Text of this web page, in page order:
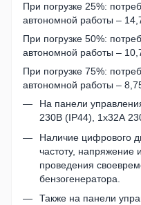
При погрузке 25%:
автономной работы –
При погрузке 50%:
автономной работы –
При погрузке 75%:
автономной работы –
На панели
230В (IP44), 1х32А
Наличие цифрового
частоту, напряжение
проведения
бензогенератора.
Также на панели